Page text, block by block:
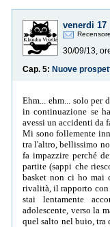
venerdi 17
30/09/13,
Cap. 5: Nuove
Ehm... ehm... solo per
in continuazione se
avessi un accidenti da
Mi sono follemente
tra l'altro, bellissimo
fa impazzire perché
partite (sappi che
basket non ci ho mai
rivalità, il rapporto
stai lentamente
adolescente, verso la
quel salto nel buio, tra